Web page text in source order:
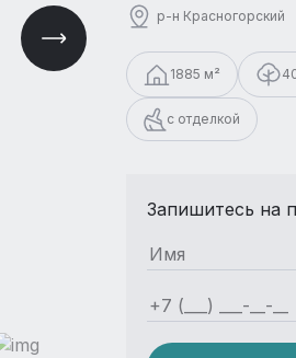
р-н Красногорский
1885 м²
с отделкой
Запишитесь на